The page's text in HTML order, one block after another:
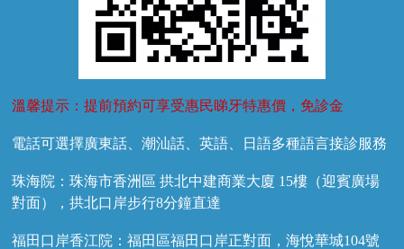
溫馨提示：提前預約可享受惠民睇牙特惠價，免診金
電話可選擇廣東話、潮汕話、英語、日語多種語言接診服務
珠海院：珠海市香洲區 拱北中建商業大廈 15樓（迎賓廣場
對面），拱北口岸步行8分鐘直達
福田口岸香江院：福田區福田口岸正對面，海悅華城104號